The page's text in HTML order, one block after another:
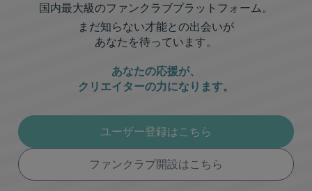
国内最大級のファンクラブプラットフォーム。
まだ知らない才能との出会いが
あなたを待っています。
あなたの応援が、
クリエイターの力になります。
ユーザー登録はこちら
ファンクラブ開設はこちら